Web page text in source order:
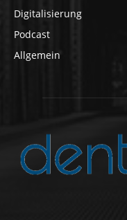
Digitalisierung
Podcast
Allgemein